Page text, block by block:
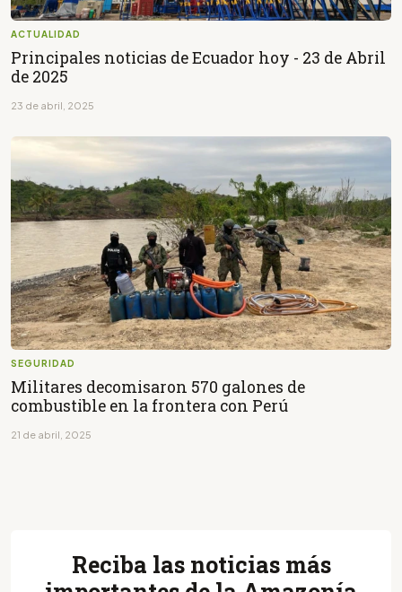
ACTUALIDAD
Principales noticias de Ecuador hoy - 23 de Abril
de 2025
23 de abril, 2025
SEGURIDAD
Militares decomisaron 570 galones de
combustible en la frontera con Perú
21 de abril, 2025
Reciba las noticias más